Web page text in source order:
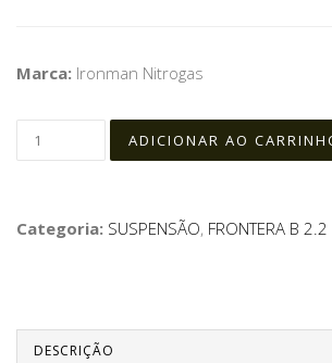
Marca: Ironman Nitrogas
Categoria: SUSPENSÃO, FRONTERA B 2.2
DESCRIÇÃO